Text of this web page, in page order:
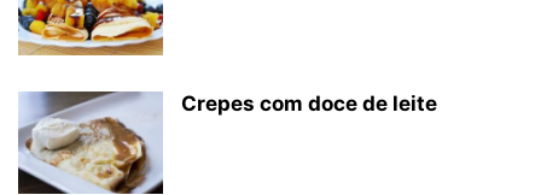
Crepes com doce de leite